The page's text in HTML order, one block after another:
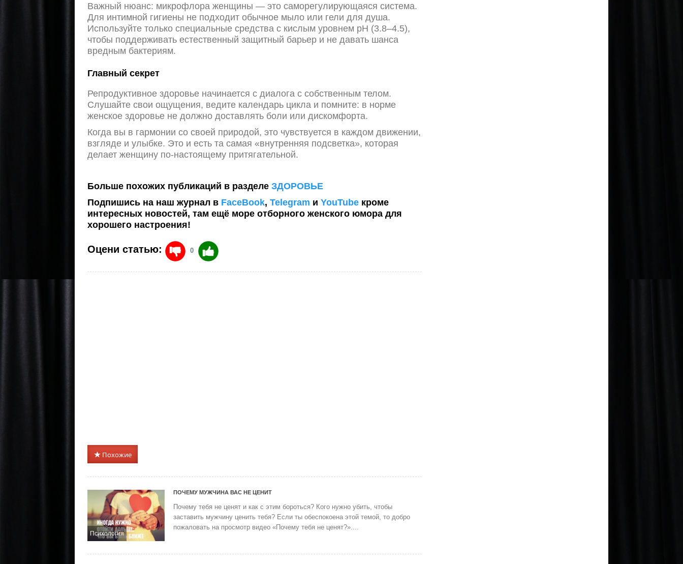
Важный нюанс: микрофлора женщины — это саморегулирующаяся система.
Для интимной гигиены не подходит обычное мыло или гели для душа.
Используйте только специальные средства с кислым уровнем pH (3.8–4.5),
чтобы поддерживать естественный защитный барьер и не давать шанса
вредным бактериям.
Главный секрет
Репродуктивное здоровье начинается с диалога с собственным телом.
Слушайте свои ощущения, ведите календарь цикла и помните: в норме
женское здоровье не должно доставлять боли или дискомфорта.
Когда вы в гармонии со своей природой, это чувствуется в каждом движении,
взгляде и улыбке. Это и есть та самая «внутренняя подсветка», которая
делает женщину по-настоящему притягательной.
Больше похожих публикаций в разделе ЗДОРОВЬЕ
Подпишись на наш журнал в FaceBook, Telegram и YouTube кроме
интересных новостей, там ещё море отборного женского юмора для
хорошего настроения!
Оцени статью: 0
Похожие
Психология
ПОЧЕМУ МУЖЧИНА ВАС НЕ ЦЕНИТ
Почему тебя не ценят и как с этим бороться? Кого нужно убить, чтобы
заставить мужчину ценить тебя? Если ты обеспокоена этой темой, то добро
пожаловать на просмотр видео «Почему тебя не ценят?»....